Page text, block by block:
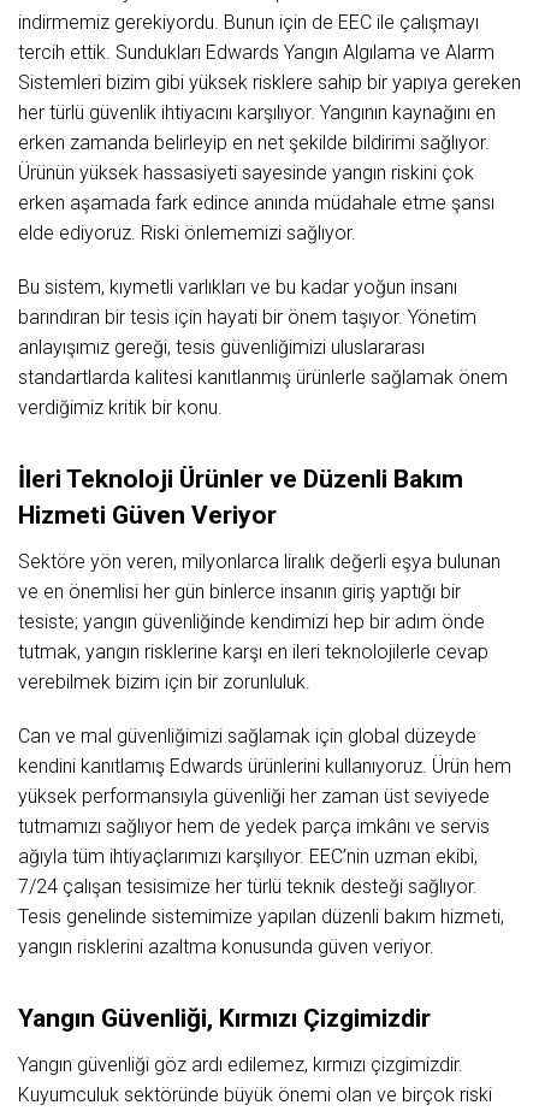
indirmemiz gerekiyordu. Bunun için de EEC ile çalışmayı
tercih ettik. Sundukları Edwards Yangın Algılama ve Alarm
Sistemleri bizim gibi yüksek risklere sahip bir yapıya gereken
her türlü güvenlik ihtiyacını karşılıyor. Yangının kaynağını en
erken zamanda belirleyip en net şekilde bildirimi sağlıyor.
Ürünün yüksek hassasiyeti sayesinde yangın riskini çok
erken aşamada fark edince anında müdahale etme şansı
elde ediyoruz. Riski önlememizi sağlıyor.
Bu sistem, kıymetli varlıkları ve bu kadar yoğun insanı
barındıran bir tesis için hayati bir önem taşıyor. Yönetim
anlayışımız gereği, tesis güvenliğimizi uluslararası
standartlarda kalitesi kanıtlanmış ürünlerle sağlamak önem
verdiğimiz kritik bir konu.
İleri Teknoloji Ürünler ve Düzenli Bakım
Hizmeti Güven Veriyor
Sektöre yön veren, milyonlarca liralık değerli eşya bulunan
ve en önemlisi her gün binlerce insanın giriş yaptığı bir
tesiste; yangın güvenliğinde kendimizi hep bir adım önde
tutmak, yangın risklerine karşı en ileri teknolojilerle cevap
verebilmek bizim için bir zorunluluk.
Can ve mal güvenliğimizi sağlamak için global düzeyde
kendini kanıtlamış Edwards ürünlerini kullanıyoruz. Ürün hem
yüksek performansıyla güvenliği her zaman üst seviyede
tutmamızı sağlıyor hem de yedek parça imkânı ve servis
ağıyla tüm ihtiyaçlarımızı karşılıyor. EEC’nin uzman ekibi,
7/24 çalışan tesisimize her türlü teknik desteği sağlıyor.
Tesis genelinde sistemimize yapılan düzenli bakım hizmeti,
yangın risklerini azaltma konusunda güven veriyor.
Yangın Güvenliği, Kırmızı Çizgimizdir
Yangın güvenliği göz ardı edilemez, kırmızı çizgimizdir.
Kuyumculuk sektöründe büyük önemi olan ve birçok riski